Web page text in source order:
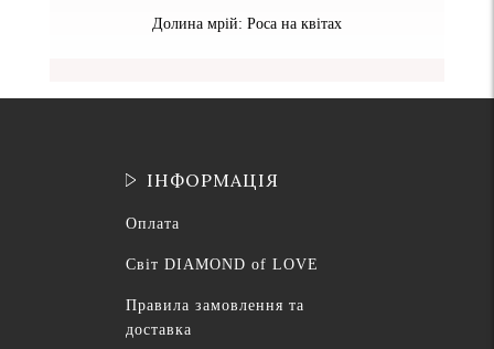
Долина мрій: Роса на квітах
ІНФОРМАЦІЯ
Оплата
Світ DIAMOND of LOVE
Правила замовлення та
доставка